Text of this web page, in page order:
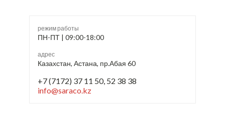
режим работы
ПН-ПТ | 09:00-18:00
адрес
Казахстан, Астана, пр.Абая 60
+7 (7172) 37 11 50, 52 38 38
info@saraco.kz